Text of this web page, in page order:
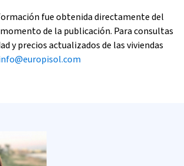
fue obtenida directamente del
de la publicación. Para consultas
y precios actualizados de las viviendas